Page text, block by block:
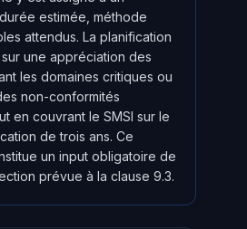
estimée, méthode
attendus. La planification
une appréciation des
les domaines critiques ou
non-conformités
en couvrant le SMSI sur le
de trois ans. Ce
un input obligatoire de
prévue à la clause 9.3.